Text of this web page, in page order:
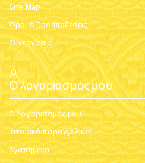
Site Map
Όροι & Προϋποθέσεις
Συνεργασία
Ο λογαριασμός μου
Ο λογαριασμός μου
Ιστορικό παραγγελιών
Αγαπημένα